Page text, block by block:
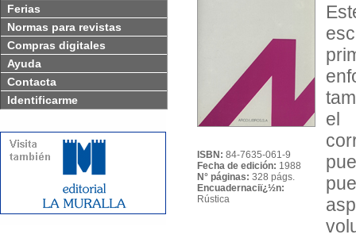
Ferias
Normas para revistas
Compras digitales
Ayuda
Contacta
Identificarme
ISBN: 84-7635-061-9
Fecha de edición: 1988
N° páginas: 328 págs.
Encuadernaciï¿½n:
Rústica
el